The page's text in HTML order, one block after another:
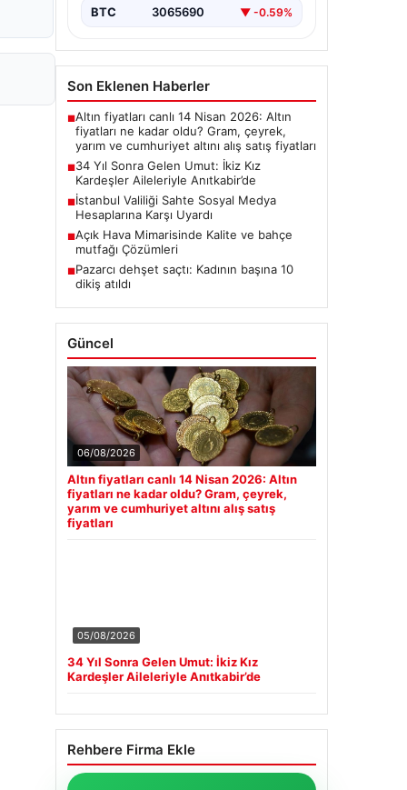
BTC 3065690 ▼ -0.59%
Son Eklenen Haberler
■Altın fiyatları canlı 14 Nisan 2026: Altın
fiyatları ne kadar oldu? Gram, çeyrek,
yarım ve cumhuriyet altını alış satış fiyatları
■34 Yıl Sonra Gelen Umut: İkiz Kız
Kardeşler Aileleriyle Anıtkabir’de
■İstanbul Valiliği Sahte Sosyal Medya
Hesaplarına Karşı Uyardı
■Açık Hava Mimarisinde Kalite ve bahçe
mutfağı Çözümleri
■Pazarcı dehşet saçtı: Kadının başına 10
dikiş atıldı
Güncel
06/08/2026
Altın fiyatları canlı 14 Nisan 2026: Altın
fiyatları ne kadar oldu? Gram, çeyrek,
yarım ve cumhuriyet altını alış satış
fiyatları
05/08/2026
34 Yıl Sonra Gelen Umut: İkiz Kız
Kardeşler Aileleriyle Anıtkabir’de
Rehbere Firma Ekle